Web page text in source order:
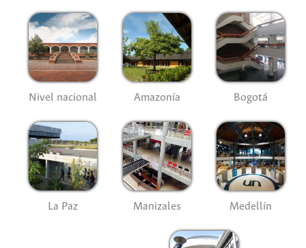
Nivel nacional Amazonía Bogotá
La Paz Manizales Medellín